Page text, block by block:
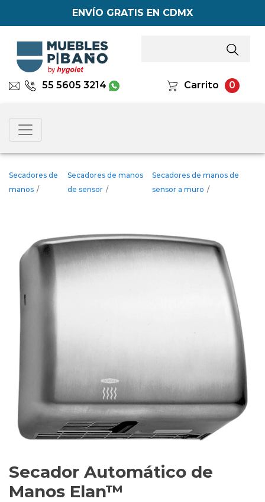
ENVÍO GRATIS EN CDMX
55 5605 3214 Carrito 0
Secadores de
manos /
Secadores de manos
de sensor /
Secadores de manos de
sensor a muro /
Secador Automático de
Manos Elan™